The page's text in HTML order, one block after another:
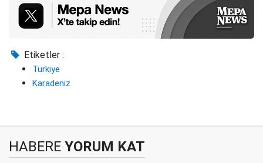
Etiketler :
Türkiye
Karadeniz
HABERE YORUM KAT